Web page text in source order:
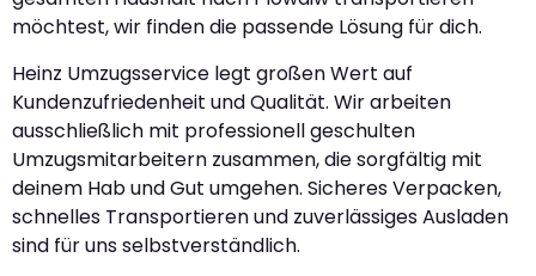
möchtest, wir finden die passende Lösung für dich.
Heinz Umzugsservice legt großen Wert auf
Kundenzufriedenheit und Qualität. Wir arbeiten
ausschließlich mit professionell geschulten
Umzugsmitarbeitern zusammen, die sorgfältig mit
deinem Hab und Gut umgehen. Sicheres Verpacken,
schnelles Transportieren und zuverlässiges Ausladen
sind für uns selbstverständlich.